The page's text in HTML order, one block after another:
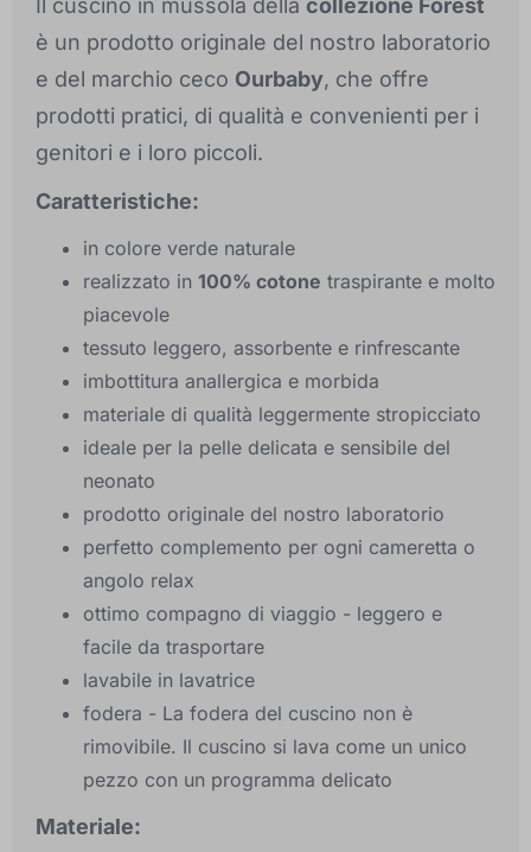
Il cuscino in mussola della collezione Forest
è un prodotto originale del nostro laboratorio
e del marchio ceco Ourbaby, che offre
prodotti pratici, di qualità e convenienti per i
genitori e i loro piccoli.
Caratteristiche:
in colore verde naturale
realizzato in 100% cotone traspirante e molto
piacevole
tessuto leggero, assorbente e rinfrescante
imbottitura anallergica e morbida
materiale di qualità leggermente stropicciato
ideale per la pelle delicata e sensibile del
neonato
prodotto originale del nostro laboratorio
perfetto complemento per ogni cameretta o
angolo relax
ottimo compagno di viaggio - leggero e
facile da trasportare
lavabile in lavatrice
fodera - La fodera del cuscino non è
rimovibile. Il cuscino si lava come un unico
pezzo con un programma delicato
Materiale: